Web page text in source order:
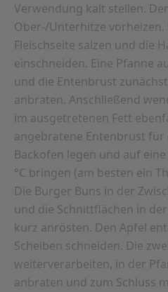
Verwendung kalt stellen.
Ober-/Unterhitze
Fleischseite salzen und die
einschneiden. Eine Pfanne
und die Entenbrust
anbraten. Anschließend
im ausgetretenen Fett
angebratene Entenbrust für
Backofen legen und auf
°C bringen (am besten ein
Die Burger Buns in der
und die Schnittflächen in
kurz anrösten. Den Apfel
Scheiben schneiden. Die
weiterverarbeiten, in der
anbraten und zum Schluss